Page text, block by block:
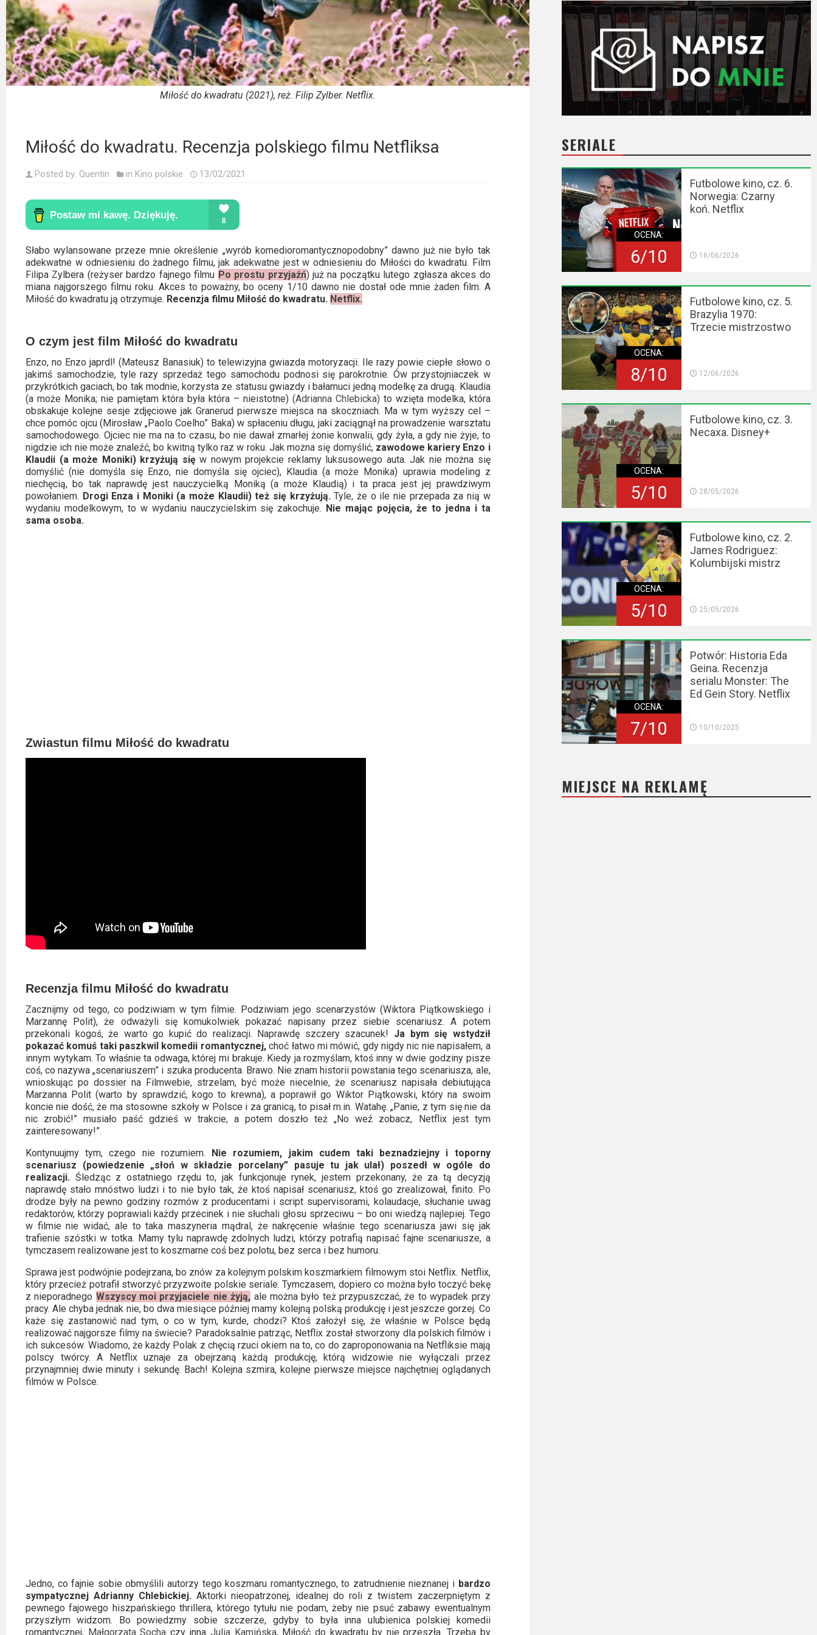
polskie
Komedie
Korea
Południowa
oparte
na
faktach
Thrillery
Streaming
Amazon
Prime
Video
TV
+
Disney+
HBO
Max
Netflix
Sky
Showtime
Podsumowania
2017
Miłość do kwadratu (2021), reż. Filip Zylber. Netflix.
Miłość do kwadratu. Recenzja polskiego filmu Netfliksa
Posted by: Quentin in Kino polskie 13/02/2021
Słabo wylansowane przeze mnie określenie „wyrób komedioromantycznopodobny” dawno już nie było tak
adekwatne w odniesieniu do żadnego filmu, jak adekwatne jest w odniesieniu do Miłości do kwadratu. Film
Filipa Zylbera (reżyser bardzo fajnego filmu Po prostu przyjaźń) już na początku lutego zgłasza akces do
miana najgorszego filmu roku. Akces to poważny, bo oceny 1/10 dawno nie dostał ode mnie żaden film. A
Miłość do kwadratu ją otrzymuje. Recenzja filmu Miłość do kwadratu. Netflix.
O czym jest film Miłość do kwadratu
Enzo, no Enzo japrdl! (Mateusz Banasiuk) to telewizyjna gwiazda motoryzacji. Ile razy powie ciepłe słowo o
jakimś samochodzie, tyle razy sprzedaż tego samochodu podnosi się parokrotnie. Ów przystojniaczek w
przykrótkich gaciach, bo tak modnie, korzysta ze statusu gwiazdy i bałamuci jedną modelkę za drugą. Klaudia
(a może Monika; nie pamiętam która była która – nieistotne) (Adrianna Chlebicka) to wzięta modelka, która
obskakuje kolejne sesje zdjęciowe jak Granerud pierwsze miejsca na skoczniach. Ma w tym wyższy cel –
chce pomóc ojcu (Mirosław „Paolo Coelho” Baka) w spłaceniu długu, jaki zaciągnął na prowadzenie warsztatu
samochodowego. Ojciec nie ma na to czasu, bo nie dawał zmarłej żonie konwalii, gdy żyła, a gdy nie żyje, to
nigdzie ich nie może znaleźć, bo kwitną tylko raz w roku. Jak można się domyślić, zawodowe kariery Enzo i
Klaudii (a może Moniki) krzyżują sięw nowym projekcie reklamy luksusowego auta. Jak nie można się
domyślić (nie domyśla się Enzo, nie domyśla się ojciec), Klaudia (a może Monika) uprawia modeling z
niechęcią, bo tak naprawdę jest nauczycielką Moniką (a może Klaudią) i ta praca jest jej prawdziwym
powołaniem. Drogi Enza i Moniki (a może Klaudii) też się krzyżują.Tyle, że o ile nie przepada za nią w
wydaniu modelkowym, to w wydaniu nauczycielskim się zakochuje. Nie mając pojęcia, że to jedna i ta
sama osoba.
Zwiastun filmu Miłość do kwadratu
Recenzja filmu Miłość do kwadratu
Zacznijmy od tego, co podziwiam w tym filmie. Podziwiam jego scenarzystów (Wiktora Piątkowskiego i
Marzannę Polit), że odważyli się komukolwiek pokazać napisany przez siebie scenariusz. A potem
przekonali kogoś, że warto go kupić do realizacji. Naprawdę szczery szacunek! Ja bym się wstydził
pokazać komuś taki paszkwil komedii romantycznej,choć łatwo mi mówić, gdy nigdy nic nie napisałem, a
innym wytykam. To właśnie ta odwaga, której mi brakuje. Kiedy ja rozmyślam, ktoś inny w dwie godziny pisze
coś, co nazywa „scenariuszem” i szuka producenta. Brawo. Nie znam historii powstania tego scenariusza, ale,
wnioskując po dossier na Filmwebie, strzelam, być może niecelnie, że scenariusz napisała debiutująca
Marzanna Polit (warto by sprawdzić, kogo to krewna), a poprawił go Wiktor Piątkowski, który na swoim
koncie nie dość, że ma stosowne szkoły w Polsce i za granicą, to pisał m.in. Watahę. „Panie, z tym się nie da
nic zrobić!” musiało paść gdzieś w trakcie, a potem doszło też „No weź zobacz, Netflix jest tym
zainteresowany!”.
Kontynuujmy tym, czego nie rozumiem. Nie rozumiem, jakim cudem taki beznadziejny i toporny
scenariusz (powiedzenie „słoń w składzie porcelany” pasuje tu jak ulał) poszedł w ogóle do
realizacji. Śledząc z ostatniego rzędu to, jak funkcjonuje rynek, jestem przekonany, że za tą decyzją
naprawdę stało mnóstwo ludzi i to nie było tak, że ktoś napisał scenariusz, ktoś go zrealizował, finito. Po
drodze były na pewno godziny rozmów z producentami i script supervisorami, kolaudacje, słuchanie uwag
redaktorów, którzy poprawiali każdy przecinek i nie słuchali głosu sprzeciwu – bo oni wiedzą najlepiej. Tego
w filmie nie widać, ale to taka maszyneria mądral, że nakręcenie właśnie tego scenariusza jawi się jak
trafienie szóstki w totka. Mamy tylu naprawdę zdolnych ludzi, którzy potrafią napisać fajne scenariusze, a
tymczasem realizowane jest to koszmarne coś bez polotu, bez serca i bez humoru.
Sprawa jest podwójnie podejrzana, bo znów za kolejnym polskim koszmarkiem filmowym stoi Netflix. Netflix,
który przecież potrafił stworzyć przyzwoite polskie seriale. Tymczasem, dopiero co można było toczyć bekę
z nieporadnego Wszyscy moi przyjaciele nie żyją, ale można było też przypuszczać, że to wypadek przy
pracy. Ale chyba jednak nie, bo dwa miesiące później mamy kolejną polską produkcję i jest jeszcze gorzej. Co
każe się zastanowić nad tym, o co w tym, kurde, chodzi? Ktoś założył się, że właśnie w Polsce będą
realizować najgorsze filmy na świecie? Paradoksalnie patrząc, Netflix został stworzony dla polskich filmów i
ich sukcesów. Wiadomo, że każdy Polak z chęcią rzuci okiem na to, co do zaproponowania na Netfliksie mają
polscy twórcy. A Netflix uznaje za obejrzaną każdą produkcję, którą widzowie nie wyłączali przez
przynajmniej dwie minuty i sekundę. Bach! Kolejna szmira, kolejne pierwsze miejsce najchętniej oglądanych
filmów w Polsce.
Jedno, co fajnie sobie obmyślili autorzy tego koszmaru romantycznego, to zatrudnienie nieznanej i bardzo
sympatycznej Adrianny Chlebickiej. Aktorki nieopatrzonej, idealnej do roli z twistem zaczerpniętym z
pewnego fajowego hiszpańskiego thrillera, którego tytułu nie podam, żeby nie psuć zabawy ewentualnym
przyszłym widzom. Bo powiedzmy sobie szczerze, gdyby to była inna ulubienica polskiej komedii
romantycznej, Małgorzata Socha czy innaJulia Kamińska,Miłość do kwadratu by nie przeszła. Trzeba by
SERIALE
OCENA:
6/10
Futbolowe kino, cz. 6.
Norwegia: Czarny
koń. Netflix
16/06/2026
OCENA:
8/10
Futbolowe kino, cz. 5.
Brazylia 1970:
Trzecie mistrzostwo
12/06/2026
OCENA:
5/10
Futbolowe kino, cz. 3.
Necaxa. Disney+
28/05/2026
OCENA:
5/10
Futbolowe kino, cz. 2.
James Rodriguez:
Kolumbijski mistrz
25/05/2026
OCENA:
7/10
Potwór: Historia Eda
Geina. Recenzja
serialu Monster: The
Ed Gein Story. Netflix
10/10/2025
MIEJSCE NA REKLAMĘ